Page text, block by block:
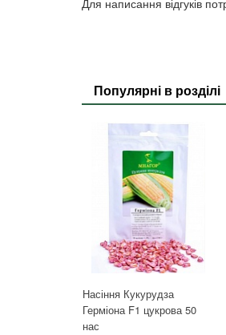
Для написання відгуків
Популярні в розділі
Насіння Кукурудза
Герміона F1 цукрова 50
нас